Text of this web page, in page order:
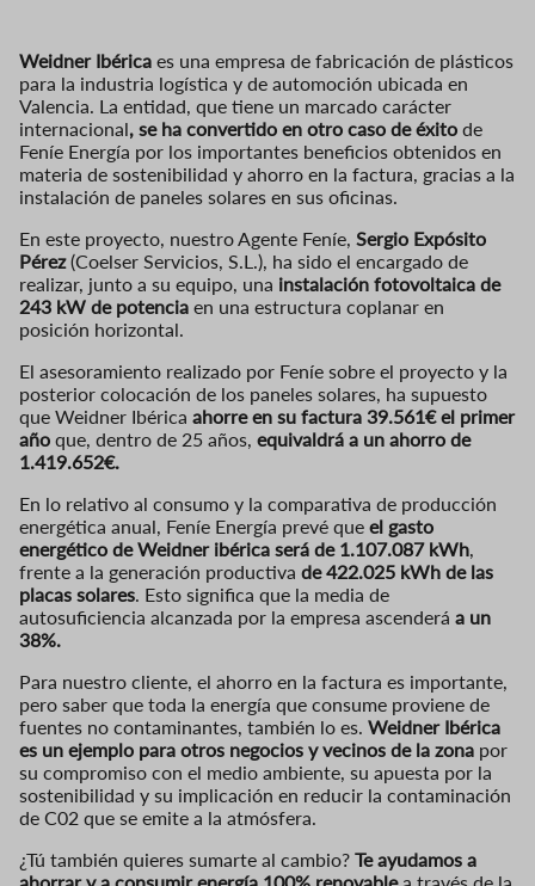
Weidner Ibérica es una empresa de fabricación de plásticos
para la industria logística y de automoción ubicada en
Valencia. La entidad, que tiene un marcado carácter
internacional, se ha convertido en otro caso de éxito de
Feníe Energía por los importantes beneficios obtenidos en
materia de sostenibilidad y ahorro en la factura, gracias a la
instalación de paneles solares en sus oficinas.
En este proyecto, nuestro Agente Feníe, Sergio Expósito
Pérez(Coelser Servicios, S.L.), ha sido el encargado de
realizar, junto a su equipo, una instalación fotovoltaica de
243 kW de potencia en una estructura coplanar en
posición horizontal.
El asesoramiento realizado por Feníe sobre el proyecto y la
posterior colocación de los paneles solares, ha supuesto
que Weidner Ibérica ahorre en su factura 39.561€ el primer
año que, dentro de 25 años, equivaldrá a un ahorro de
1.419.652€.
En lo relativo al consumo y la comparativa de producción
energética anual, Feníe Energía prevé que el gasto
energético de Weidner ibérica será de 1.107.087 kWh
frente a la generación productiva de 422.025 kWh de las
placas solares . Esto significa que la media de
autosuficiencia alcanzada por la empresa ascenderá a un
38%.
Para nuestro cliente, el ahorro en la factura es importante,
pero saber que toda la energía que consume proviene de
fuentes no contaminantes, también lo es. Weidner Ibérica
es un ejemplo para otros negocios y vecinos de la zona por
su compromiso con el medio ambiente, su apuesta por la
sostenibilidad y su implicación en reducir la contaminación
de C02 que se emite a la atmósfera.
¿Tú también quieres sumarte al cambio? Te ayudamos a
ahorrar y a consumir energía 100% renovablea través de la